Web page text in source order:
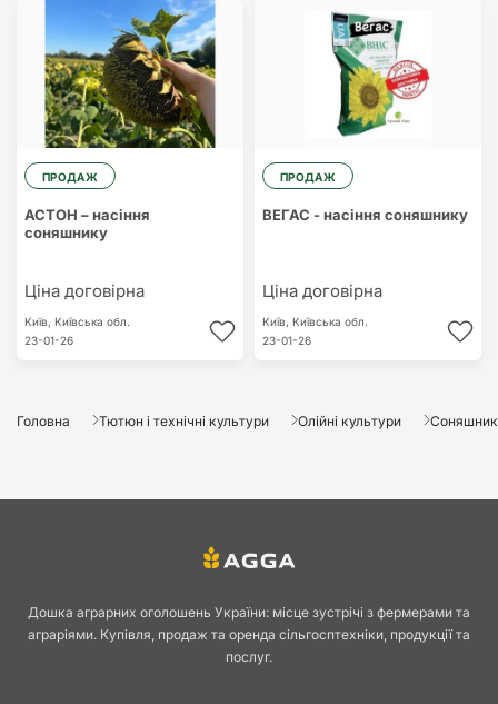
ПРОДАЖ
АСТОН – насіння
соняшнику
Ціна договірна
Київ, Київська обл.
23-01-26
ПРОДАЖ
ВЕГАС - насіння соняшнику
Ціна договірна
Київ, Київська обл.
23-01-26
Головна Тютюн і технічні культури Олійні культури Соняшник
Дошка аграрних оголошень України: місце зустрічі з фермерами та
аграріями. Купівля, продаж та оренда сільгосптехніки, продукції та
послуг.